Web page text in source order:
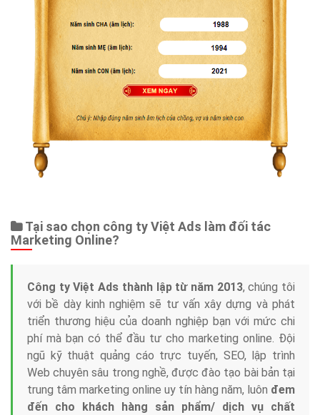
Tại sao chọn công ty Việt Ads làm đối tác
Marketing Online?
Công ty Việt Ads thành lập từ năm 2013, chúng tôi
với bề dày kinh nghiệm sẽ tư vấn xây dựng và phát
triển thương hiệu của doanh nghiệp bạn với mức chi
phí mà bạn có thể đầu tư cho marketing online. Đội
ngũ kỹ thuật quảng cáo trực tuyến, SEO, lập trình
Web chuyên sâu trong nghề, được đào tạo bài bản tại
trung tâm marketing online uy tín hàng năm, luôn đem
đến cho khách hàng sản phẩm/ dịch vụ chất